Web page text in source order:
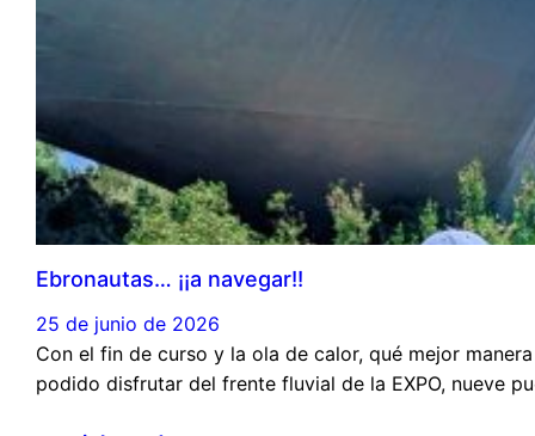
Ebronautas… ¡¡a navegar!!
25 de junio de 2026
Con el fin de curso y la ola de calor, qué mejor
podido disfrutar del frente fluvial de la EXPO, nueve